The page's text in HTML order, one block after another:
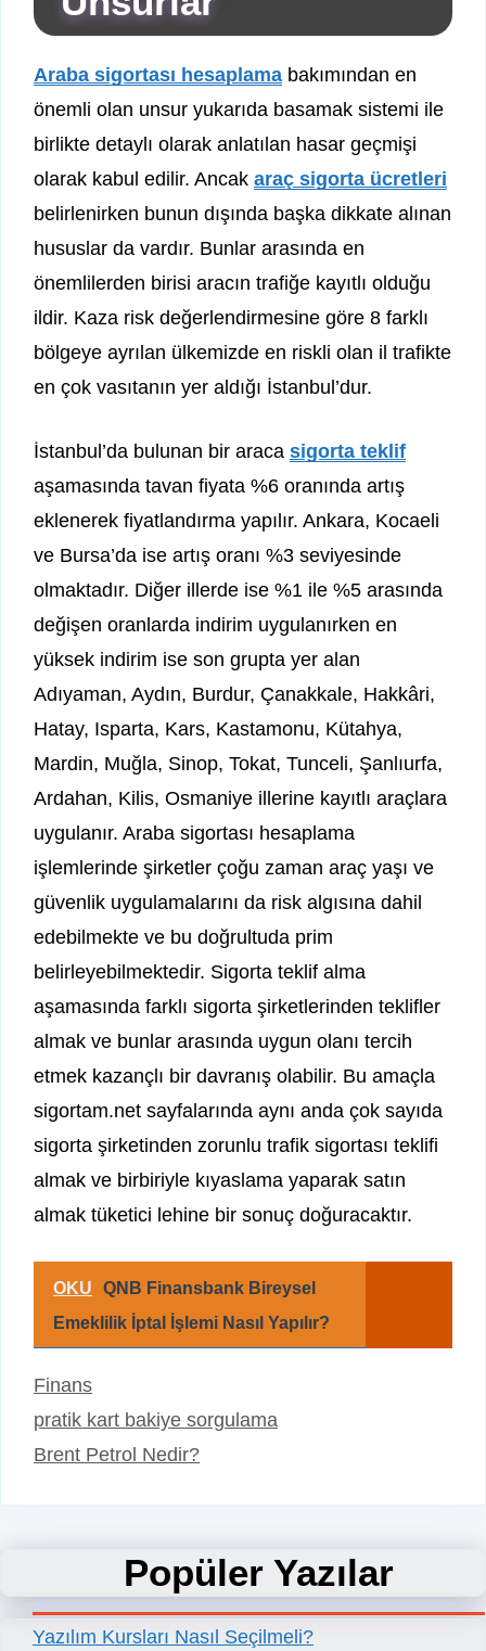
Araba sigortası hesaplama bakımından en
önemli olan unsur yukarıda basamak sistemi ile
birlikte detaylı olarak anlatılan hasar geçmişi
olarak kabul edilir. Ancak araç sigorta ücretleri
belirlenirken bunun dışında başka dikkate alınan
hususlar da vardır. Bunlar arasında en
önemlilerden birisi aracın trafiğe kayıtlı olduğu
ildir. Kaza risk değerlendirmesine göre 8 farklı
bölgeye ayrılan ülkemizde en riskli olan il trafikte
en çok vasıtanın yer aldığı İstanbul’dur.
İstanbul’da bulunan bir araca sigorta teklif
aşamasında tavan fiyata %6 oranında artış
eklenerek fiyatlandırma yapılır. Ankara, Kocaeli
ve Bursa’da ise artış oranı %3 seviyesinde
olmaktadır. Diğer illerde ise %1 ile %5 arasında
değişen oranlarda indirim uygulanırken en
yüksek indirim ise son grupta yer alan
Adıyaman, Aydın, Burdur, Çanakkale, Hakkâri,
Hatay, Isparta, Kars, Kastamonu, Kütahya,
Mardin, Muğla, Sinop, Tokat, Tunceli, Şanlıurfa,
Ardahan, Kilis, Osmaniye illerine kayıtlı araçlara
uygulanır. Araba sigortası hesaplama
işlemlerinde şirketler çoğu zaman araç yaşı ve
güvenlik uygulamalarını da risk algısına dahil
edebilmekte ve bu doğrultuda prim
belirleyebilmektedir. Sigorta teklif alma
aşamasında farklı sigorta şirketlerinden teklifler
almak ve bunlar arasında uygun olanı tercih
etmek kazançlı bir davranış olabilir. Bu amaçla
sigortam.net sayfalarında aynı anda çok sayıda
sigorta şirketinden zorunlu trafik sigortası teklifi
almak ve birbiriyle kıyaslama yaparak satın
almak tüketici lehine bir sonuç doğuracaktır.
OKU
QNB Finansbank Bireysel
Emeklilik İptal İşlemi Nasıl Yapılır?
Kategoriler
Finans
pratik kart bakiye sorgulama
Brent Petrol Nedir?
Popüler Yazılar
Yazılım Kursları Nasıl Seçilmeli?